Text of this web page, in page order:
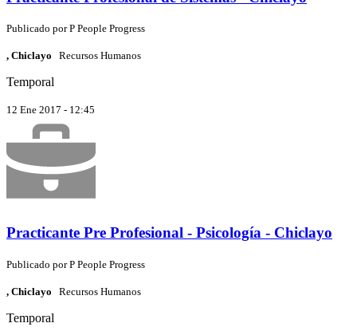
Publicado porP People Progress
, Chiclayo Recursos Humanos
Temporal
12 Ene 2017 - 12:45
Practicante Pre Profesional - Psicología - Chiclayo
Publicado porP People Progress
, Chiclayo Recursos Humanos
Temporal